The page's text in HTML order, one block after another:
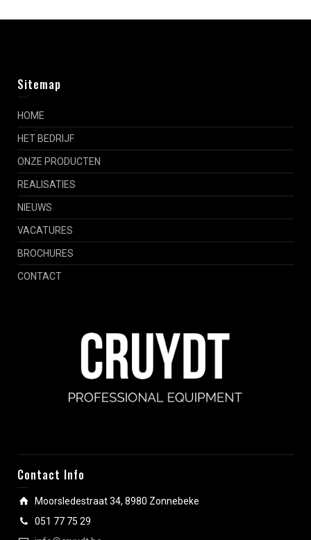
Sitemap
HOME
HET BEDRIJF
ONZE PRODUCTEN
REALISATIES
NIEUWS
VACATURES
BROCHURES
CONTACT
Contact Info
Moorsledestraat 34, 8980 Zonnebeke
051 77 75 29